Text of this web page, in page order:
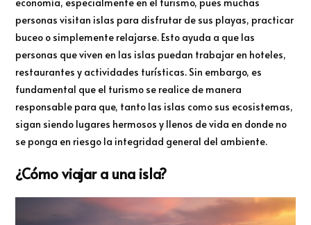
personas visitan islas para disfrutar de sus playas, practicar
buceo o simplemente relajarse. Esto ayuda a que las
personas que viven en las islas puedan trabajar en hoteles,
restaurantes y actividades turísticas. Sin embargo, es
fundamental que el turismo se realice de manera
responsable para que, tanto las islas como sus ecosistemas,
sigan siendo lugares hermosos y llenos de vida en donde no
se ponga en riesgo la integridad general del ambiente.
¿Cómo viajar a una isla?